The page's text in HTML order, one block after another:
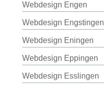
Webdesign Engen
Webdesign Engstingen
Webdesign Eningen
Webdesign Eppingen
Webdesign Esslingen